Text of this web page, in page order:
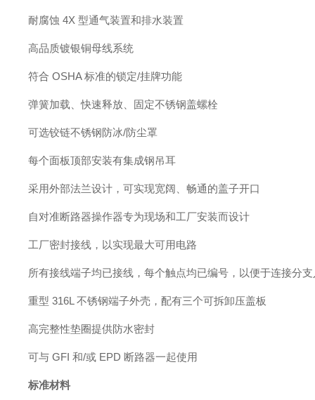
耐腐蚀 4X 型通气装置和排水装置
高品质镀银铜母线系统
符合 OSHA 标准的锁定/挂牌功能
弹簧加载、快速释放、固定不锈钢盖螺栓
可选铰链不锈钢防冰/防尘罩
每个面板顶部安装有集成钢吊耳
采用外部法兰设计，可实现宽阔、畅通的盖子开口
自对准断路器操作器专为现场和工厂安装而设计
工厂密封接线，以实现最大可用电路
所有接线端子均已接线，每个触点均已编号，以便于连接分
重型 316L 不锈钢端子外壳，配有三个可拆卸压盖板
高完整性垫圈提供防水密封
可与 GFI 和/或 EPD 断路器一起使用
标准材料